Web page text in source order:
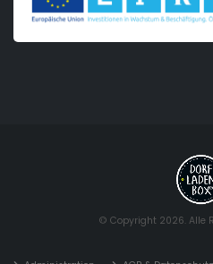
© Copyright 2026. Alle